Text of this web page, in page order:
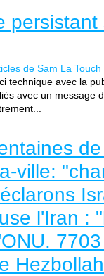
persistant
de Sam La Touch
technique avec la
avec un message
ville:
l'Iran :